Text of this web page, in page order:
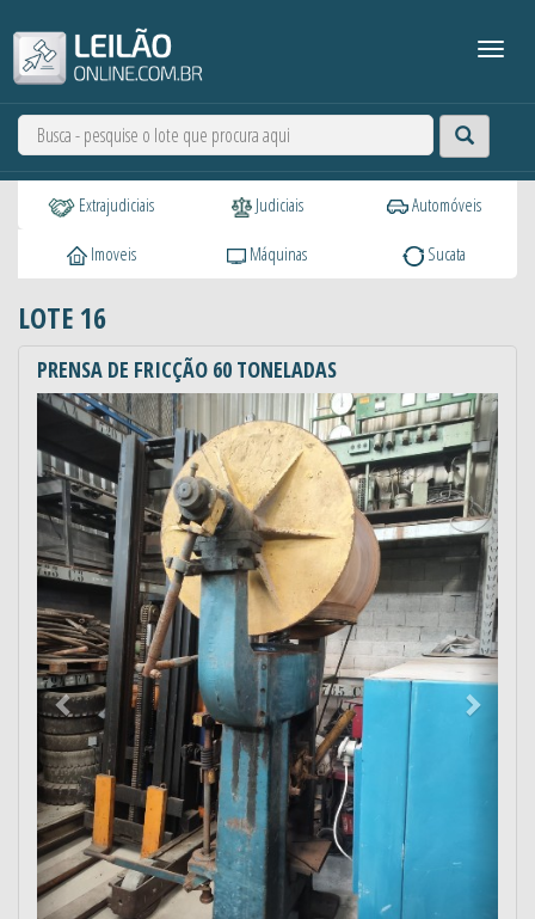
Extrajudiciais Judiciais Automóveis
Imoveis Máquinas Sucata
LOTE 16
PRENSA DE FRICÇÃO 60 TONELADAS
Anterior